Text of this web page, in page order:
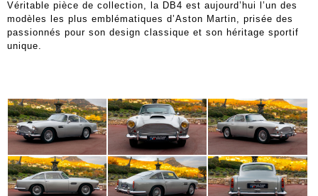
Véritable pièce de collection, la DB4 est aujourd’hui l’un des
modèles les plus emblématiques d’Aston Martin, prisée des
passionnés pour son design classique et son héritage sportif
unique.